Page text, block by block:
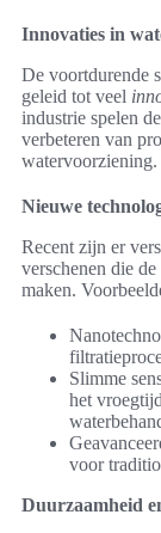
Innovaties in
De voortdurende
geleid tot veel
industrie spelen
verbeteren van
watervoorziening.
Nieuwe
Recent zijn er
verschenen die
maken.
Slimme
het
voor
Duurzaamheid